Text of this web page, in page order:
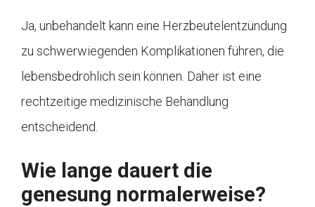
Ja, unbehandelt kann eine Herzbeutelentzündung
zu schwerwiegenden Komplikationen führen, die
lebensbedrohlich sein können. Daher ist eine
rechtzeitige medizinische Behandlung
entscheidend.
Wie lange dauert die
genesung normalerweise?